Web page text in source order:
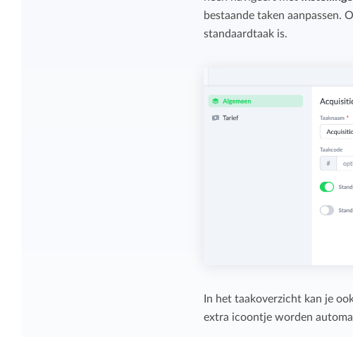
Deel Keeping precies in zoals bij je past.
Eenvoudig direct inzicht in de uren van je
bestaande taken aanpassen.
standaardtaak is.
In het taakoverzicht kan je
extra icoontje worden